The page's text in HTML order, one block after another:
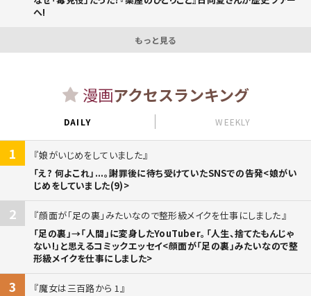
へ!
もっと見る
漫画アクセスランキング
DAILY WEEKLY
1
娘がいじめをしていました
「え? 何よこれ」...。謝罪後に待ち受けていたSNSでの告発<娘がい
じめをしていました(9)>
2
顔面が「足の裏」みたいなので整形級メイクを仕事にしました
「足の裏」→「人間」に変身したYouTuber。「人生、捨てたもんじゃ
ない!」と思えるコミックエッセイ<顔面が「足の裏」みたいなので整
形級メイクを仕事にしました>
3
魔女は三百路から 1